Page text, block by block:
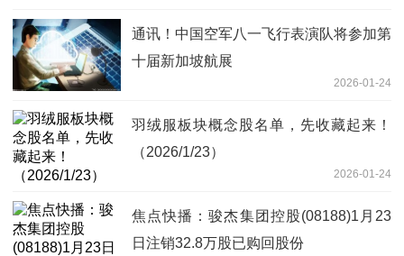
通讯！中国空军八一飞行表演队将参加第
十届新加坡航展
2026-01-24
羽绒服板块概念股名单，先收藏起来！
（2026/1/23）
2026-01-24
焦点快播：骏杰集团控股(08188)1月23
日注销32.8万股已购回股份